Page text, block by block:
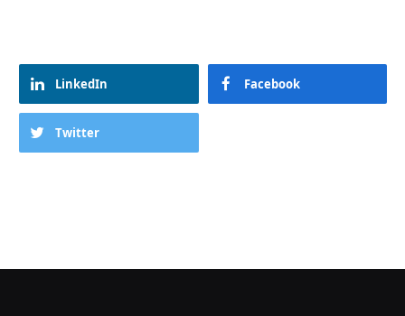
LinkedIn Facebook
Twitter